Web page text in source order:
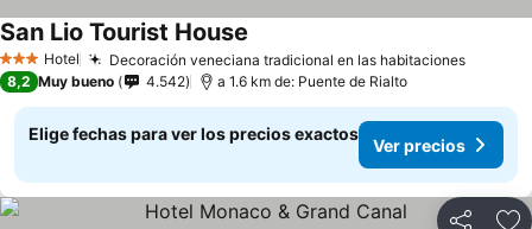
3 Estrellas
Hotel Decoración veneciana tradicional en las habitaciones
San Lio Tourist House
8,2 Muy bueno 4.542 a 1.6 km de: Puente de Rialto
Elige fechas para ver los precios exactos
Ver precios